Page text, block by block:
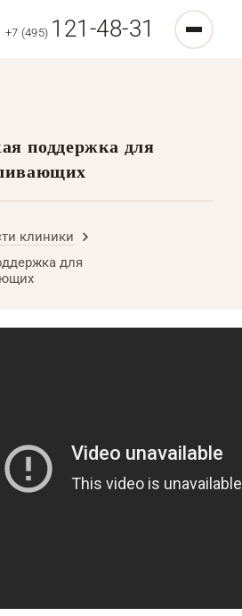
+7 (495) 121-48-31
поддержка для
клиники
для